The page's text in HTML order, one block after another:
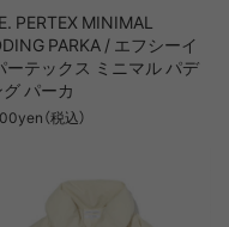
PERTEX MINIMAL
PARKA / エフシーイ
ーテックス ミニマル パデ
グ パーカ
（税込）